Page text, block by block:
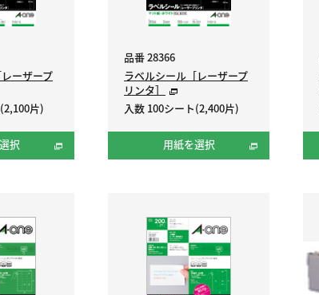
ーザープ
片)
択
品番 28366
ラベルシール［レーザープ
リンタ］
入数 100シート(2,400片)
用紙を選択